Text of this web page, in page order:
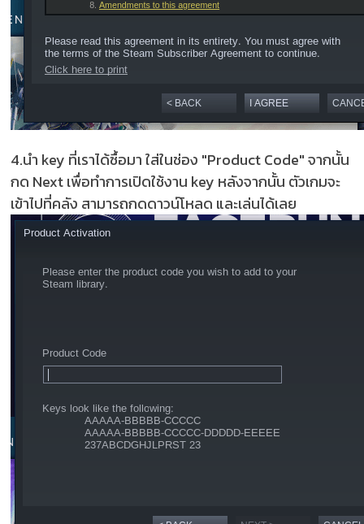
4.นำ key ที่เราได้ซื้อมา ใส่ในช่อง "Product Code" จากนั้น
กด Next เพื่อทำการเปิดใช้งาน key หลังจากนั้น ตัวเกมจะ
เข้าไปที่คลัง สามารถกดดาวน์โหลด และเล่นได้เลย